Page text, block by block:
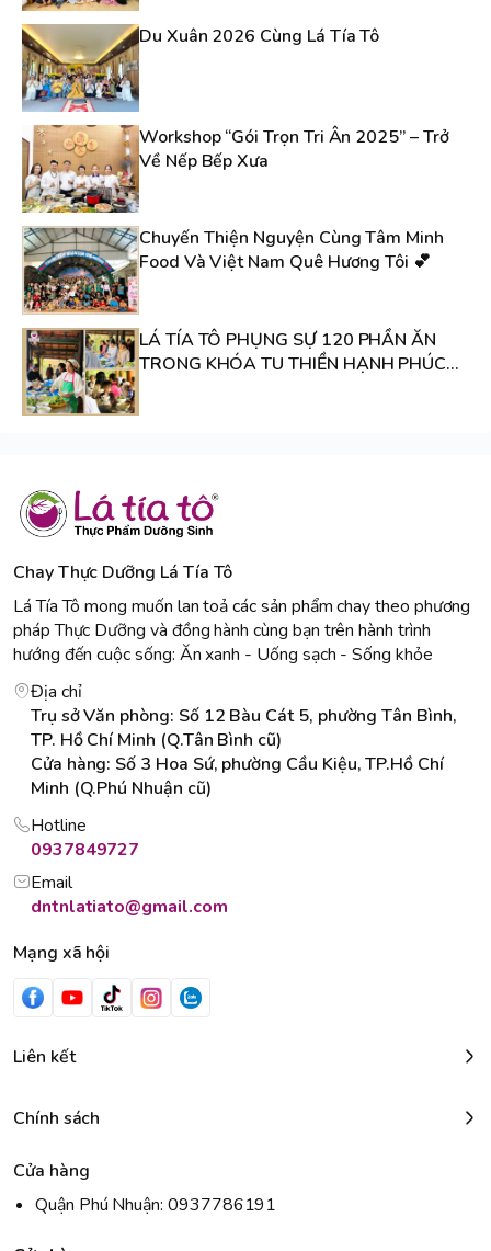
Du Xuân 2026 Cùng Lá Tía Tô
Workshop “Gói Trọn Tri Ân 2025” – Trở
Về Nếp Bếp Xưa
Chuyến Thiện Nguyện Cùng Tâm Minh
Food Và Việt Nam Quê Hương Tôi 💕
LÁ TÍA TÔ PHỤNG SỰ 120 PHẦN ĂN
TRONG KHÓA TU THIỀN HẠNH PHÚC
Chay Thực Dưỡng Lá Tía Tô
Lá Tía Tô mong muốn lan toả các sản phẩm chay theo phương
pháp Thực Dưỡng và đồng hành cùng bạn trên hành trình
hướng đến cuộc sống: Ăn xanh - Uống sạch - Sống khỏe
Địa chỉ
Trụ sở Văn phòng: Số 12 Bàu Cát 5, phường Tân Bình,
TP. Hồ Chí Minh (Q.Tân Bình cũ)
Cửa hàng: Số 3 Hoa Sứ, phường Cầu Kiệu, TP.Hồ Chí
Minh (Q.Phú Nhuận cũ)
Hotline
0937849727
Email
dntnlatiato@gmail.com
Mạng xã hội
Liên kết
Chính sách
Cửa hàng
Quận Phú Nhuận: 0937786191